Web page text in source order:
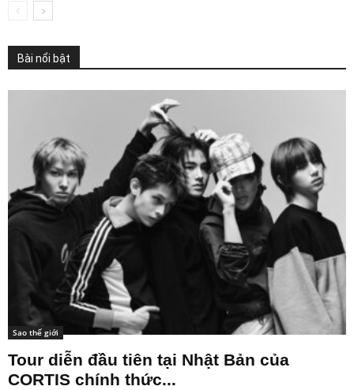
Bài nổi bật
Sao thế giới
Tour diễn đầu tiên tại Nhật Bản của
CORTIS chính thức...